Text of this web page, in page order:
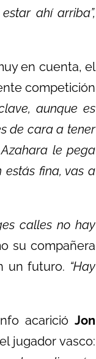
ahí arriba”,
en cuenta, el
competición
aunque es
de cara a tener
le pega
fina, vas a
calles no hay
su compañera
un futuro. “Hay
acarició Jon
jugador vasco: